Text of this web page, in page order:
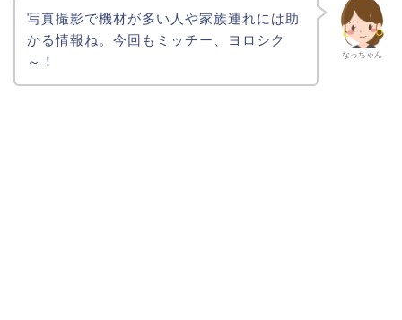
なっちゃん
写真撮影で機材が多い人や家族連れには助
かる情報ね。今回もミッチー、ヨロシク
～！